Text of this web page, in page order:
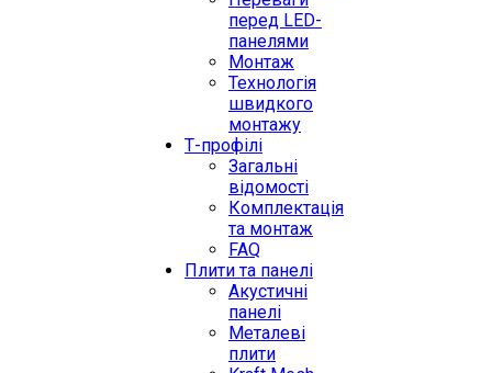
перед LED-
панелями
Монтаж
Технологія
швидкого
монтажу
Т-профілі
Загальні
відомості
Комплектація
та монтаж
FAQ
Плити та панелі
Акустичні
панелі
Металеві
плити